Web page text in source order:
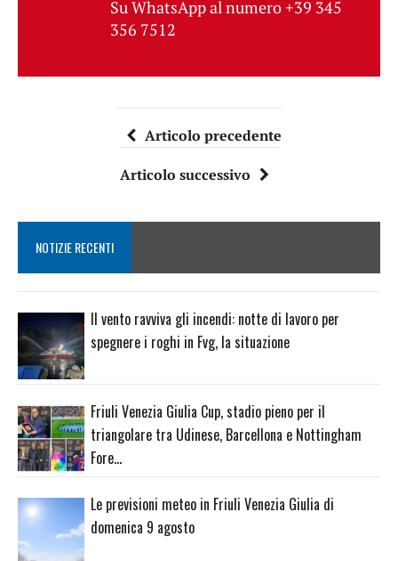
Su WhatsApp al numero +39 345
356 7512
Articolo precedente
Articolo successivo
NOTIZIE RECENTI
Il vento ravviva gli incendi: notte di lavoro per
spegnere i roghi in Fvg, la situazione
Friuli Venezia Giulia Cup, stadio pieno per il
triangolare tra Udinese, Barcellona e Nottingham
Fore…
Le previsioni meteo in Friuli Venezia Giulia di
domenica 9 agosto